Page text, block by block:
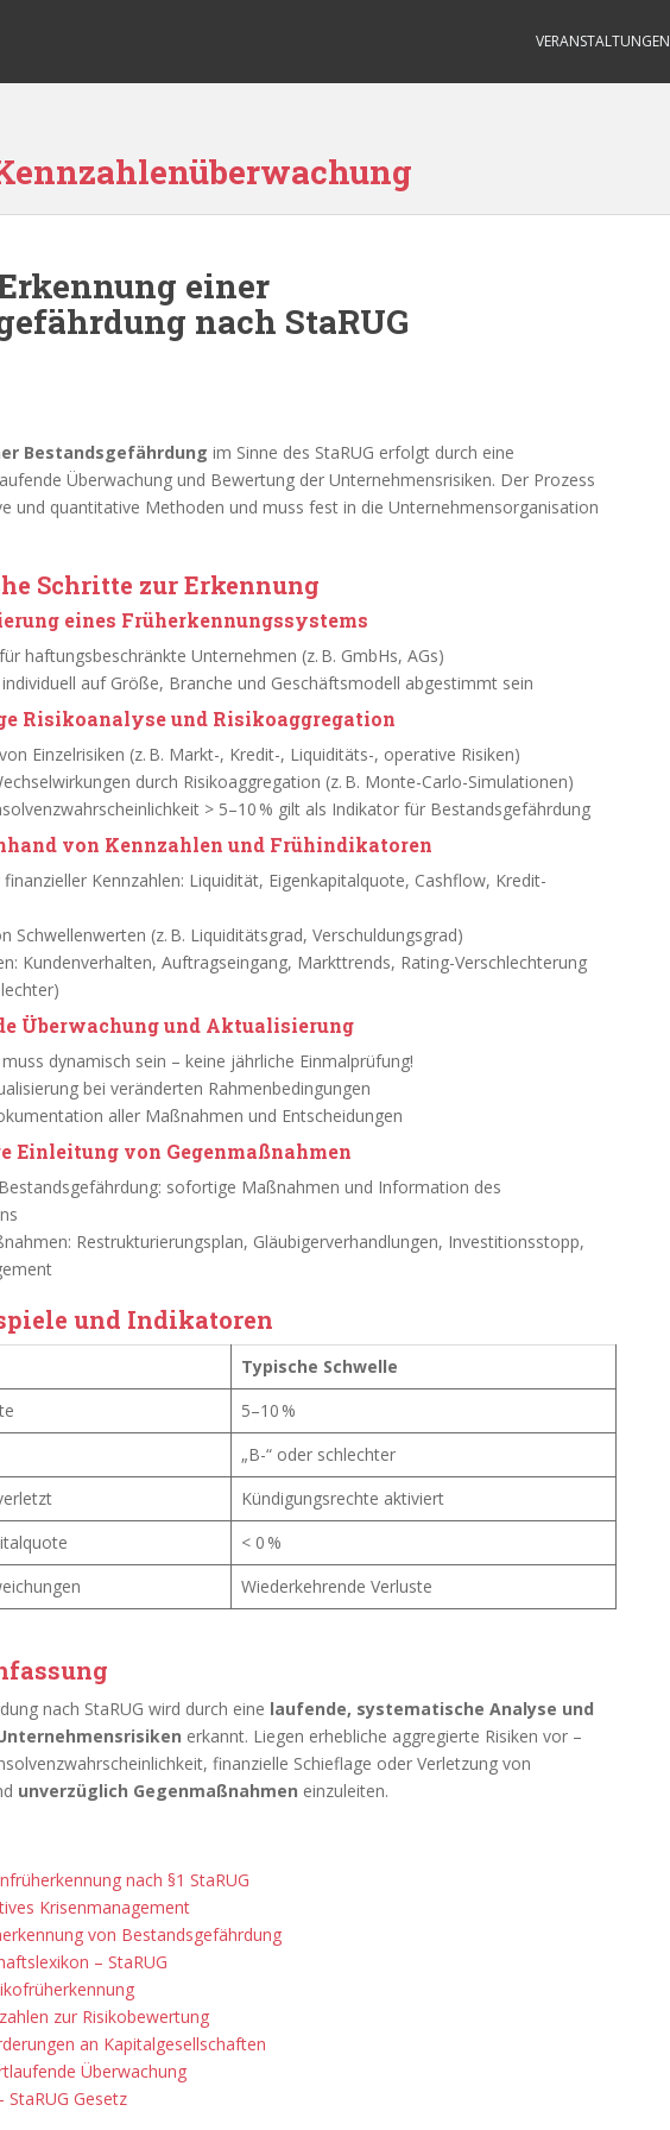
VERANSTALTUNGEN
einer
nach StaRUG
Bestandsgefährdung im Sinne des StaRUG erfolgt durch eine
Überwachung und Bewertung der Unternehmensrisiken. Der Prozess
und quantitative Methoden und muss fest in die Unternehmensorganisation
Schritte zur Erkennung
eines Früherkennungssystems
haftungsbeschränkte Unternehmen (z. B. GmbHs, AGs)
auf Größe, Branche und Geschäftsmodell abgestimmt sein
Risikoanalyse und Risikoaggregation
Einzelrisiken (z. B. Markt-, Kredit-, Liquiditäts-, operative Risiken)
durch Risikoaggregation (z. B. Monte-Carlo-Simulationen)
> 5–10 % gilt als Indikator für Bestandsgefährdung
von Kennzahlen und Frühindikatoren
Kennzahlen: Liquidität, Eigenkapitalquote, Cashflow, Kredit-
Schwellenwerten (z. B. Liquiditätsgrad, Verschuldungsgrad)
Kundenverhalten, Auftragseingang, Markttrends, Rating-Verschlechterung
Überwachung und Aktualisierung
dynamisch sein – keine jährliche Einmalprüfung!
bei veränderten Rahmenbedingungen
aller Maßnahmen und Entscheidungen
Einleitung von Gegenmaßnahmen
sofortige Maßnahmen und Information des
Restrukturierungsplan, Gläubigerverhandlungen, Investitionsstopp,
und Indikatoren
Typische Schwelle
5–10 %
„B-“ oder schlechter
Kündigungsrechte aktiviert
< 0 %
Wiederkehrende Verluste
nach StaRUG wird durch eine laufende, systematische Analyse und
erkannt. Liegen erhebliche aggregierte Risiken vor –
finanzielle Schieflage oder Verletzung von
unverzüglich Gegenmaßnahmen einzuleiten.
nach §1 StaRUG
Krisenmanagement
von Bestandsgefährdung
– StaRUG
zur Risikobewertung
an Kapitalgesellschaften
Überwachung
StaRUG Gesetz